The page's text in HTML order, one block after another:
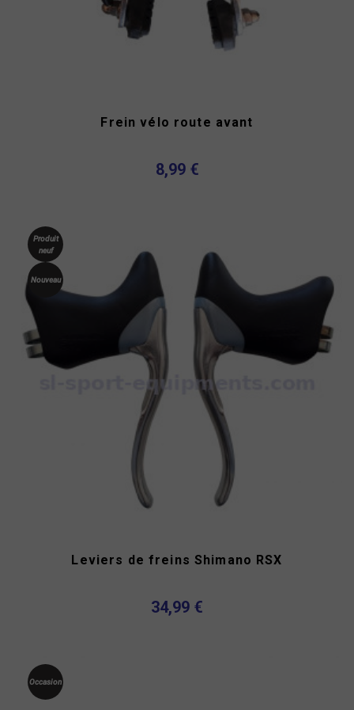
Frein vélo route avant
8,99 €
Produit
neuf
Nouveau
Leviers de freins Shimano RSX
34,99 €
Occasion